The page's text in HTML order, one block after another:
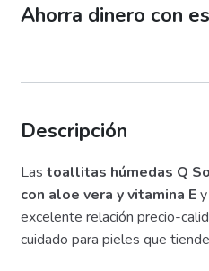
Ahorra dinero con
Descripción
Lastoallitas húmedas Q
con aloe vera y vitamina E
excelente relación precio-
cuidado para pieles que